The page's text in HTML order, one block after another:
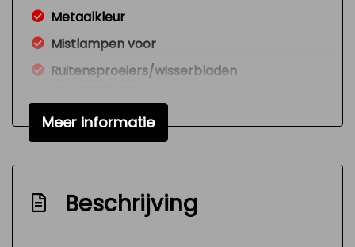
Metaalkleur
Mistlampen voor
Ruitensproeiers/wisserbladen
Sportonderstel
Warmtewerend glas
Interieur
Achterbank in delen neerklapbaar
Meer informatie
Beschrijving